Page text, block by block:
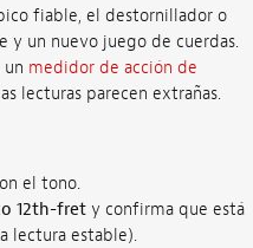
fiable, el destornillador o
y un nuevo juego de cuerdas.
un medidor de acción de
lecturas parecen extrañas.
el tono.
12th-frety confirma que está
lectura estable).